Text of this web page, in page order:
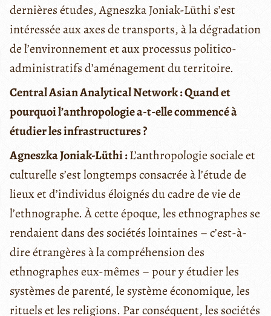
dernières études, Agneszka Joniak-Lüthi s’est
intéressée aux axes de transports, à la dégradation
de l’environnement et aux processus politico-
administratifs d’aménagement du territoire.
Central Asian Analytical Network :Quand et
pourquoi l’anthropologie a-t-elle commencé à
étudier les infrastructures ?
Agneszka Joniak-Lüthi :L’anthropologie sociale et
culturelle s’est longtemps consacrée à l’étude de
lieux et d’individus éloignés du cadre de vie de
l’ethnographe. À cette époque, les ethnographes se
rendaient dans des sociétés lointaines – c’est-à-
dire étrangères à la compréhension des
ethnographes eux-mêmes – pour y étudier les
systèmes de parenté, le système économique, les
rituels et les religions. Par conséquent, les sociétés